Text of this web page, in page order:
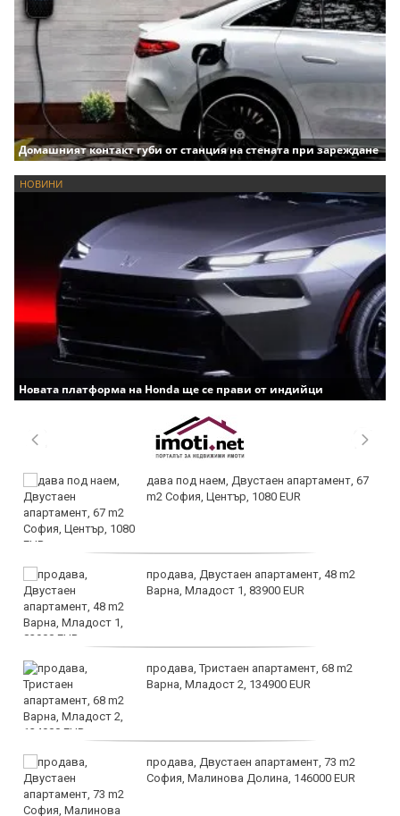
Домашният контакт губи от станция на стената при зареждане
НОВИНИ
Новата платформа на Honda ще се прави от индийци
дава под наем, Двустаен апартамент, 67
m2 София, Център, 1080 EUR
продава, Двустаен апартамент, 48 m2
Варна, Младост 1, 83900 EUR
продава, Тристаен апартамент, 68 m2
Варна, Младост 2, 134900 EUR
продава, Двустаен апартамент, 73 m2
София, Малинова Долина, 146000 EUR